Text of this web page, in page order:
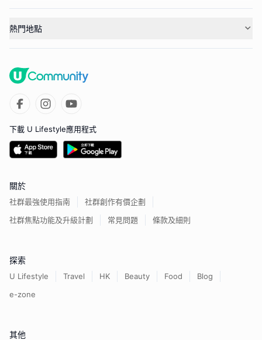
熱門地點
下載 U Lifestyle應用程式
關於
社群最強使用指南
社群創作有價企劃
社群焦點功能及升級計劃
常見問題 條款及細則
探索
U Lifestyle Travel HK Beauty Food
Blog
e-zone
其他